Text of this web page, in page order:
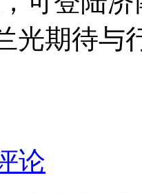
光期待与
论